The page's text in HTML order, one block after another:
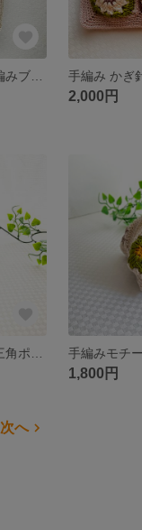
ぷくぷくモチーフの手編みブックカバー(単行本サイズ)
2,000円
1,800円
次へ